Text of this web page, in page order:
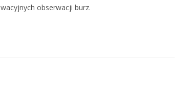
obserwacji burz.